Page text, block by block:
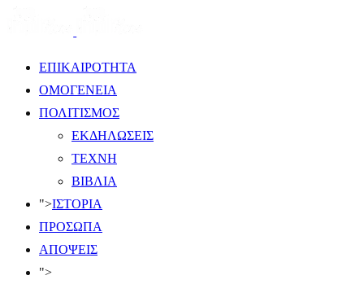
ΕΠΙΚΑΙΡΟΤΗΤΑ
ΟΜΟΓΕΝΕΙΑ
ΠΟΛΙΤΙΣΜΟΣ
ΕΚΔΗΛΩΣΕΙΣ
ΤΕΧΝΗ
ΒΙΒΛΙΑ
">ΙΣΤΟΡΙΑ
ΠΡΟΣΩΠΑ
ΑΠΟΨΕΙΣ
">